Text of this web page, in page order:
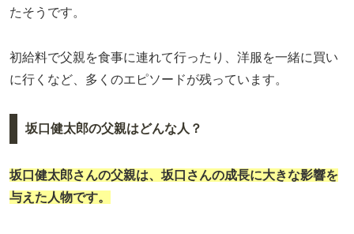
たそうです。
初給料で父親を食事に連れて行ったり、洋服を一緒に買い
に行くなど、多くのエピソードが残っています。
坂口健太郎の父親はどんな人？
坂口健太郎さんの父親は、坂口さんの成長に大きな影響を
与えた人物です。